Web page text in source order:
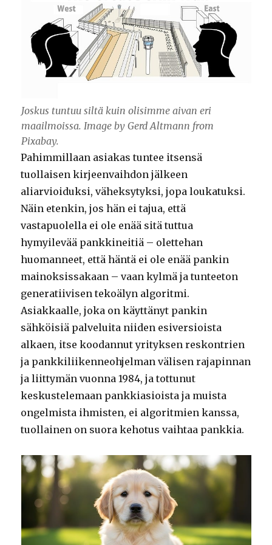
Joskus tuntuu siltä kuin olisimme aivan eri
maailmoissa. Image by Gerd Altmann from
Pixabay.
Pahimmillaan asiakas tuntee itsensä
tuollaisen kirjeenvaihdon jälkeen
aliarvioiduksi, väheksytyksi, jopa loukatuksi.
Näin etenkin, jos hän ei tajua, että
vastapuolella ei ole enää sitä tuttua
hymyilevää pankkineitiä – olettehan
huomanneet, että häntä ei ole enää pankin
mainoksissakaan – vaan kylmä ja tunteeton
generatiivisen tekoälyn algoritmi.
Asiakkaalle, joka on käyttänyt pankin
sähköisiä palveluita niiden esiversioista
alkaen, itse koodannut yrityksen reskontrien
ja pankkiliikenneohjelman välisen rajapinnan
ja liittymän vuonna 1984, ja tottunut
keskustelemaan pankkiasioista ja muista
ongelmista ihmisten, ei algoritmien kanssa,
tuollainen on suora kehotus vaihtaa pankkia.